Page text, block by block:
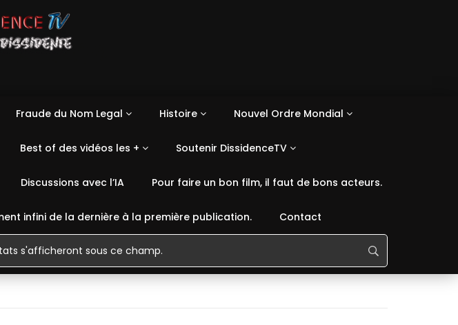
Fraude du Nom Legal Histoire Nouvel Ordre Mondial
Best of des vidéos les + Soutenir DissidenceTV
Discussions avec l’IA Pour faire un bon film, il faut de bons acteurs.
infini de la dernière à la première publication. Contact